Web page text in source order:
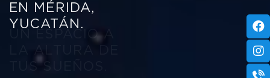
UN ESPACIO A
LA ALTURA DE
TUS SUEÑOS.
EN
MÉRIDA,
YUCATÁN.